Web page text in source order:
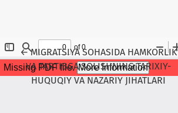
←Maqola tafsilotlariga qaytish
MIGRATSIYA SOHASIDA HAMKORLIK
VA TARTIBGA SOLISHNING TARIXIY-
HUQUQIY VA NAZARIY JIHATLARI